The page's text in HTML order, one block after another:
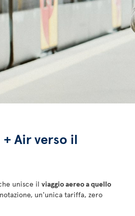
Air verso il
unisce il viaggio aereo a quello
un'unica tariffa, zero